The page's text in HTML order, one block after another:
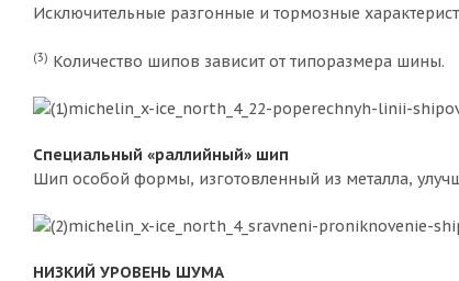
Исключительные разгонные и тормозные
(3) Количество шипов зависит от типоразмера шины.
Специальный «раллийный» шип
Шип особой формы, изготовленный из металла,
НИЗКИЙ УРОВЕНЬ ШУМА